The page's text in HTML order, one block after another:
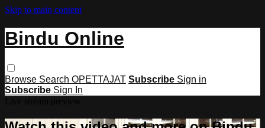
Skip to main content
Bindu Online
Browse Search OPETTAJAT Subscribe Sign in
Subscribe Sign In